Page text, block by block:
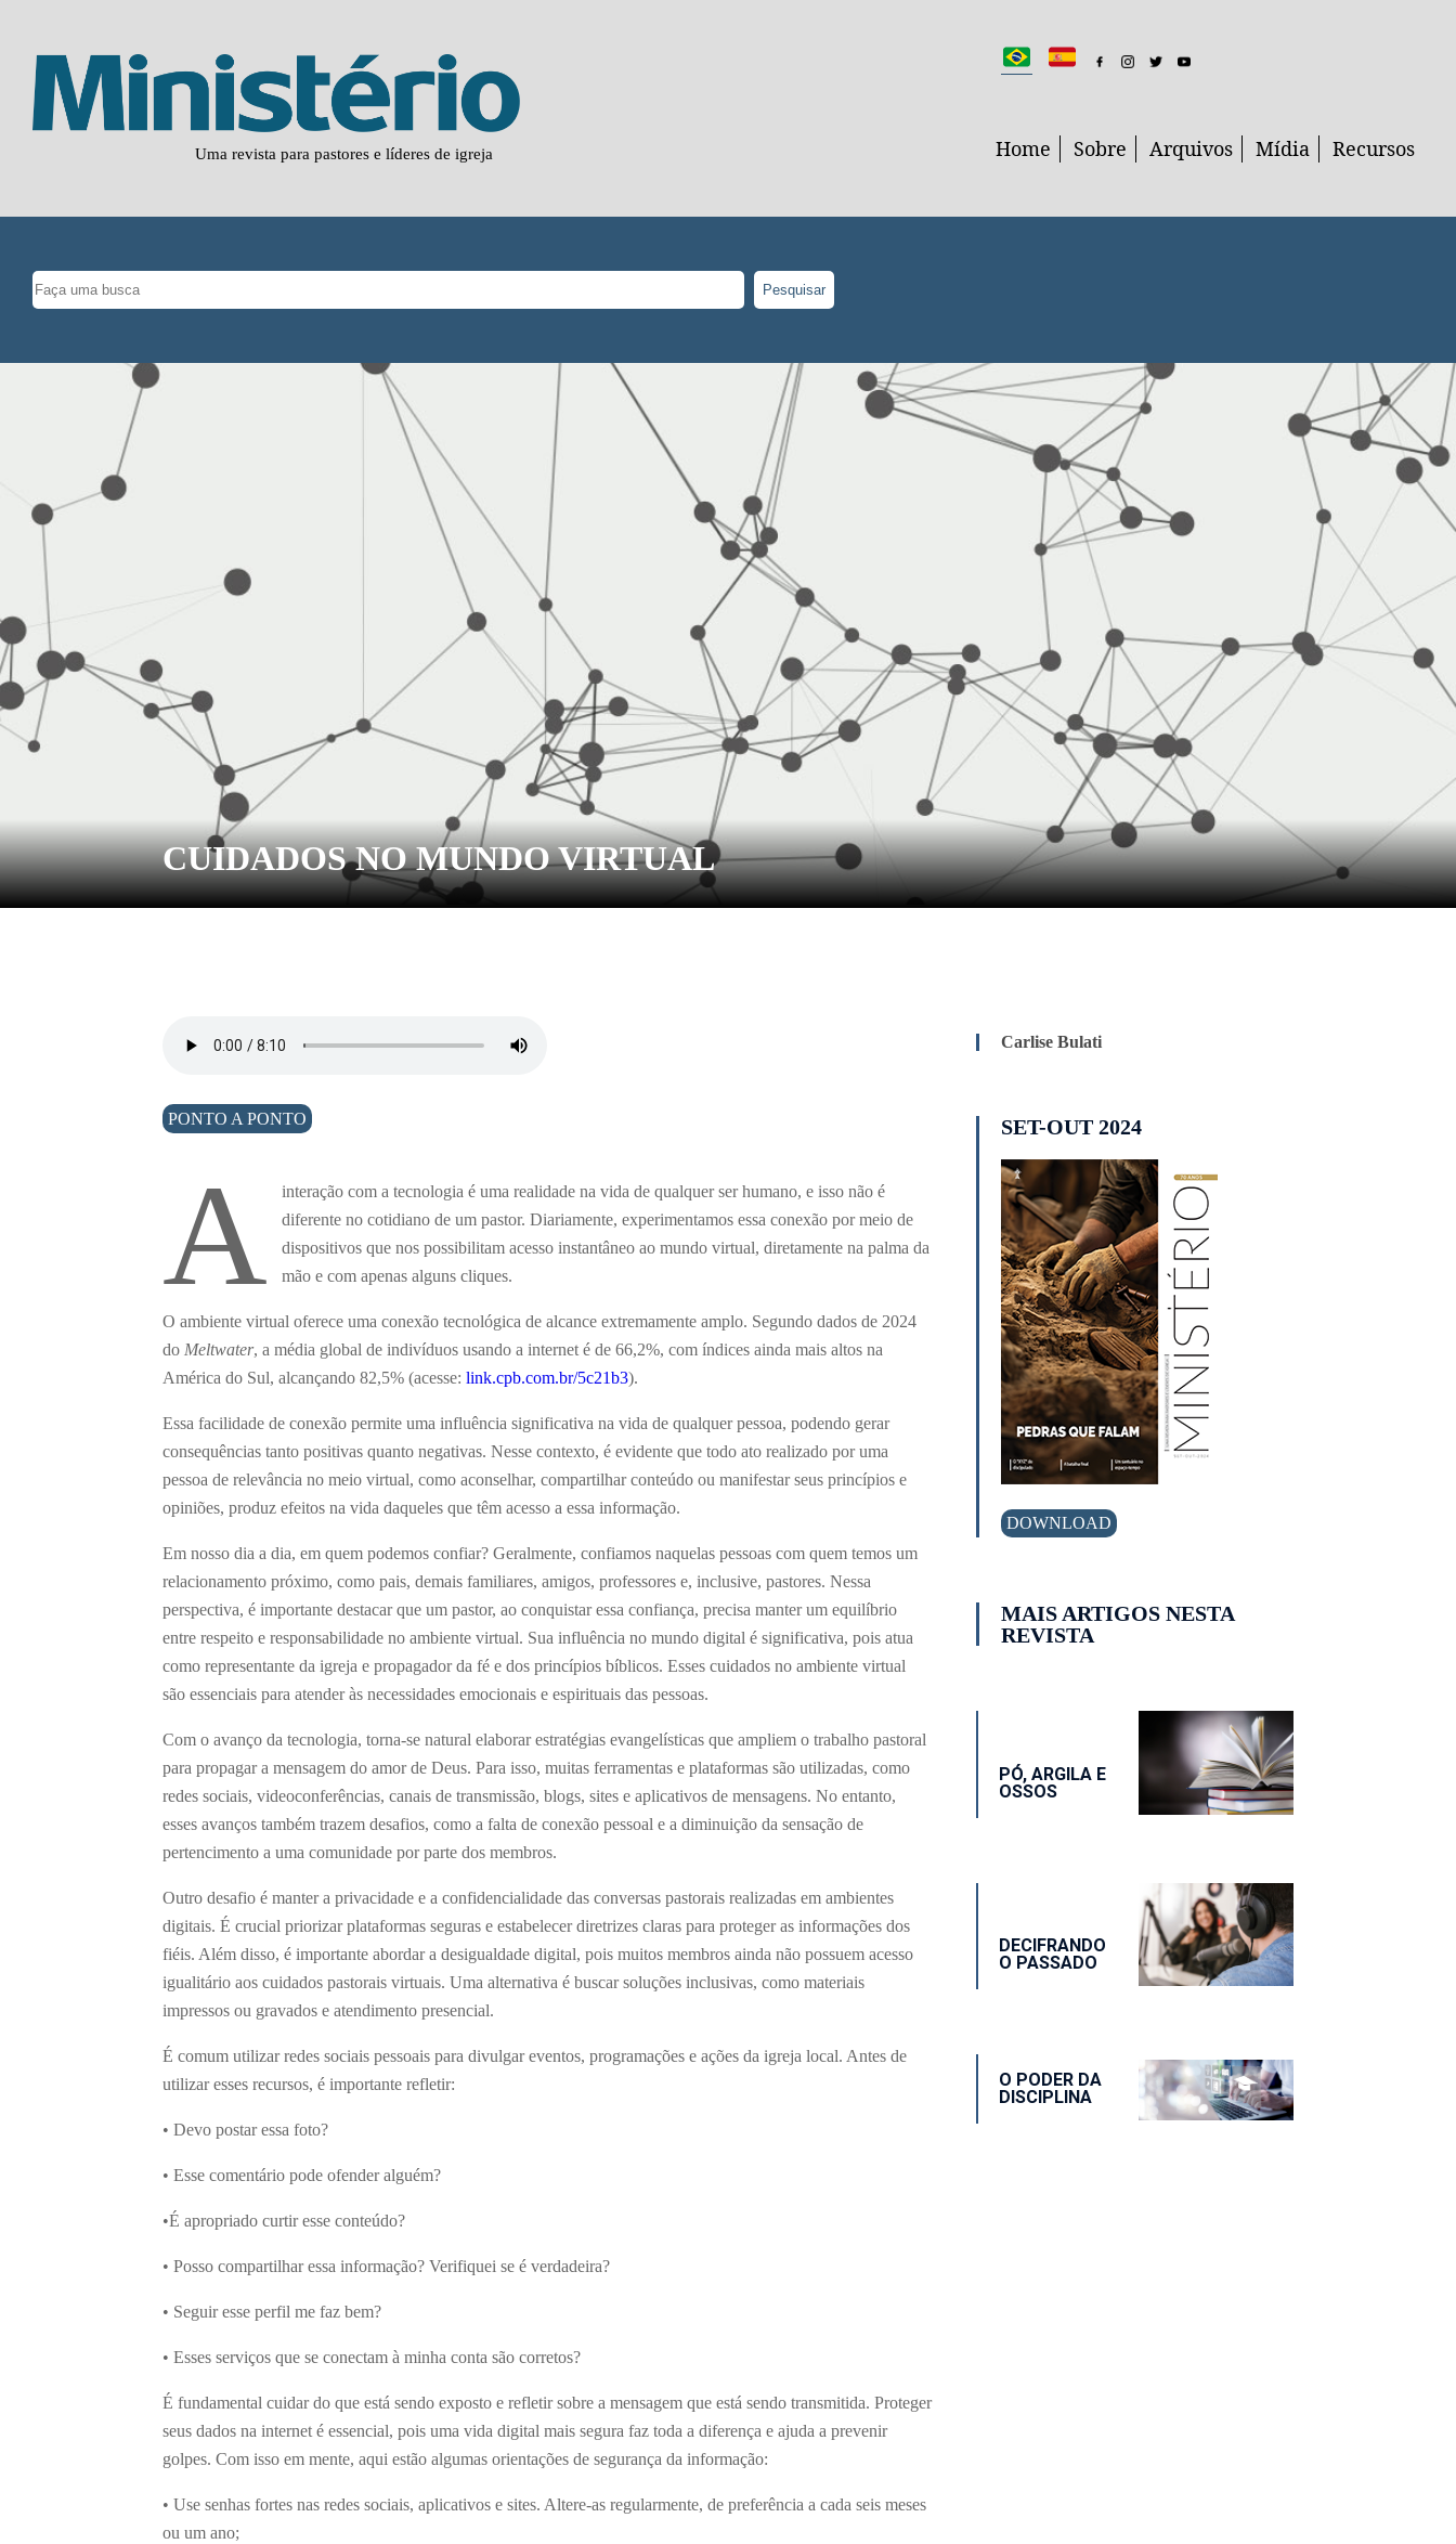
Uma revista para pastores e líderes de igreja Home Sobre Arquivos Mídia Recursos
Pesquisar
CUIDADOS NO MUNDO VIRTUAL
PONTO A PONTO
A
interação com a tecnologia é uma realidade na vida de qualquer ser humano, e isso não é
diferente no cotidiano de um pastor. Diariamente, experimentamos essa conexão por meio de
dispositivos que nos possibilitam acesso instantâneo ao mundo virtual, diretamente na palma da
mão e com apenas alguns cliques.
O ambiente virtual oferece uma conexão tecnológica de alcance extremamente amplo. Segundo dados de 2024
do Meltwater, a média global de indivíduos usando a internet é de 66,2%, com índices ainda mais altos na
América do Sul, alcançando 82,5% (acesse: link.cpb.com.br/5c21b3).
Essa facilidade de conexão permite uma influência significativa na vida de qualquer pessoa, podendo gerar
consequências tanto positivas quanto negativas. Nesse contexto, é evidente que todo ato realizado por uma
pessoa de relevância no meio virtual, como aconselhar, compartilhar conteúdo ou manifestar seus princípios e
opiniões, produz efeitos na vida daqueles que têm acesso a essa informação.
Em nosso dia a dia, em quem podemos confiar? Geralmente, confiamos naquelas pessoas com quem temos um
relacionamento próximo, como pais, demais familiares, amigos, professores e, inclusive, pastores. Nessa
perspectiva, é importante destacar que um pastor, ao conquistar essa confiança, precisa manter um equilíbrio
entre respeito e responsabilidade no ambiente virtual. Sua influência no mundo digital é significativa, pois atua
como representante da igreja e propagador da fé e dos princípios bíblicos. Esses cuidados no ambiente virtual
são essenciais para atender às necessidades emocionais e espirituais das pessoas.
Com o avanço da tecnologia, torna-se natural elaborar estratégias evangelísticas que ampliem o trabalho pastoral
para propagar a mensagem do amor de Deus. Para isso, muitas ferramentas e plataformas são utilizadas, como
redes sociais, videoconferências, canais de transmissão, blogs, sites e aplicativos de mensagens. No entanto,
esses avanços também trazem desafios, como a falta de conexão pessoal e a diminuição da sensação de
pertencimento a uma comunidade por parte dos membros.
Outro desafio é manter a privacidade e a confidencialidade das conversas pastorais realizadas em ambientes
digitais. É crucial priorizar plataformas seguras e estabelecer diretrizes claras para proteger as informações dos
fiéis. Além disso, é importante abordar a desigualdade digital, pois muitos membros ainda não possuem acesso
igualitário aos cuidados pastorais virtuais. Uma alternativa é buscar soluções inclusivas, como materiais
impressos ou gravados e atendimento presencial.
É comum utilizar redes sociais pessoais para divulgar eventos, programações e ações da igreja local. Antes de
utilizar esses recursos, é importante refletir:
• Devo postar essa foto?
• Esse comentário pode ofender alguém?
•É apropriado curtir esse conteúdo?
• Posso compartilhar essa informação? Verifiquei se é verdadeira?
• Seguir esse perfil me faz bem?
• Esses serviços que se conectam à minha conta são corretos?
É fundamental cuidar do que está sendo exposto e refletir sobre a mensagem que está sendo transmitida. Proteger
seus dados na internet é essencial, pois uma vida digital mais segura faz toda a diferença e ajuda a prevenir
golpes. Com isso em mente, aqui estão algumas orientações de segurança da informação:
• Use senhas fortes nas redes sociais, aplicativos e sites. Altere-as regularmente, de preferência a cada seis meses
ou um ano;
Carlise Bulati
SET-OUT 2024
DOWNLOAD
MAIS ARTIGOS NESTA
REVISTA
PÓ, ARGILA E
OSSOS
DECIFRANDO
O PASSADO
O PODER DA
DISCIPLINA